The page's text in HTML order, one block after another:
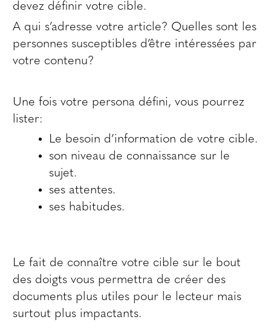
devez définir votre cible.
A qui s’adresse votre article? Quelles sont les
personnes susceptibles d’être intéressées par
votre contenu?
Une fois votre persona défini, vous pourrez
lister:
Le besoin d’information de votre cible.
son niveau de connaissance sur le
sujet.
ses attentes.
ses habitudes.
Le fait de connaître votre cible sur le bout
des doigts vous permettra de créer des
documents plus utiles pour le lecteur mais
surtout plus impactants.